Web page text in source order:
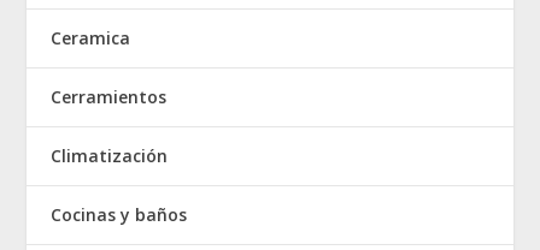
Ceramica
Cerramientos
Climatización
Cocinas y baños